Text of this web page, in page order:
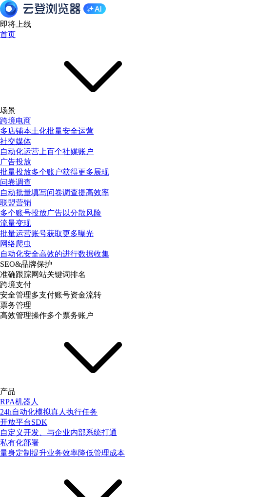
即将上线
首页
场景
跨境电商
多店铺本土化批量安全运营
社交媒体
自动化运营上百个社媒账户
广告投放
批量投放多个账户获得更多展现
问卷调查
自动批量填写问卷调查提高效率
联盟营销
多个账号投放广告以分散风险
流量变现
批量运营账号获取更多曝光
网络爬虫
自动化安全高效的进行数据收集
SEO&品牌保护
准确跟踪网站关键词排名
跨境支付
安全管理多支付账号资金流转
票务管理
高效管理操作多个票务账户
产品
RPA机器人
24h自动化模拟真人执行任务
开放平台SDK
自定义开发、与企业内部系统打通
私有化部署
量身定制提升业务效率降低管理成本